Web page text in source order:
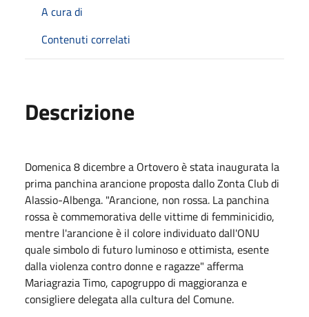
A cura di
Contenuti correlati
Descrizione
Domenica 8 dicembre a Ortovero è stata inaugurata la
prima panchina arancione proposta dallo Zonta Club di
Alassio-Albenga. "Arancione, non rossa. La panchina
rossa è commemorativa delle vittime di femminicidio,
mentre l'arancione è il colore individuato dall'ONU
quale simbolo di futuro luminoso e ottimista, esente
dalla violenza contro donne e ragazze" afferma
Mariagrazia Timo, capogruppo di maggioranza e
consigliere delegata alla cultura del Comune.